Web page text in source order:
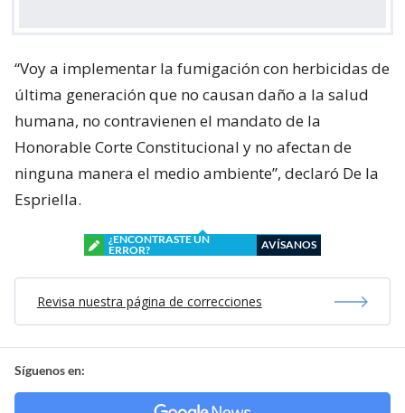
“Voy a implementar la fumigación con herbicidas de
última generación que no causan daño a la salud
humana, no contravienen el mandato de la
Honorable Corte Constitucional y no afectan de
ninguna manera el medio ambiente”, declaró De la
Espriella.
¿ENCONTRASTE UN
ERROR?
AVÍSANOS
Revisa nuestra página de correcciones
Síguenos en: